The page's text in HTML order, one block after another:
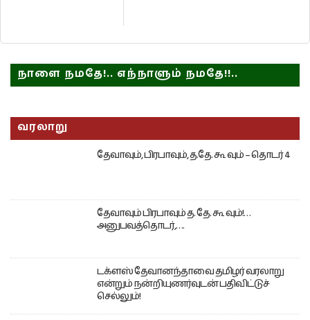
நாளை நமதே!.. எந்நாளும் நமதே!!..
வரலாறு
தேவாவும், பிரபாவும், த.தே. கூ வும் – தொடர் 4
தேவாவும் பிரபாவும் த. தே. கூ வும்!…
அனுபவத்தொடர்,….
டக்ளஸ் தேவானந்தாவை தமிழர் வரலாறு
என்றும் நன்றியுணர்வுடன் பதிவிட்டுச்
செல்லும்!